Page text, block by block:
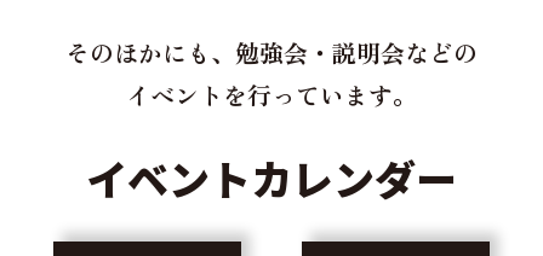
そのほかにも、勉強会・説明会などの
イベントを行っています。
イベントカレンダー